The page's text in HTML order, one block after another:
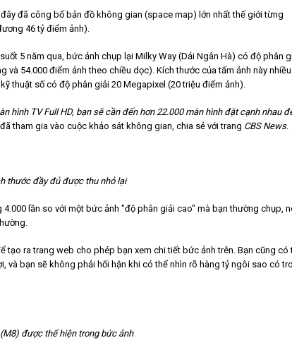
đã công bố bản đồ không gian (space map) lớn nhất thế giới từng
46 tỷ điểm ảnh).
5 năm qua, bức ảnh chụp lại Milky Way (Dải Ngân Hà) có độ phân
và 54.000 điểm ảnh theo chiều dọc). Kích thước của tấm ảnh này nhiều
thuật số có độ phân giải 20 Megapixel (20 triệu điểm ảnh).
hình TV Full HD, bạn sẽ cần đến hơn 22.000 màn hình đặt cạnh nhau
tham gia vào cuộc khảo sát không gian, chia sẻ với trang CBS News.
thước đầy đủ được thu nhỏ lại
lần so với một bức ảnh "độ phân giải cao" mà bạn thường chụp,
ra trang web cho phép bạn xem chi tiết bức ảnh trên. Bạn cũng có
và bạn sẽ không phải hối hận khi có thể nhìn rõ hàng tỷ ngôi sao có
được thể hiện trong bức ảnh